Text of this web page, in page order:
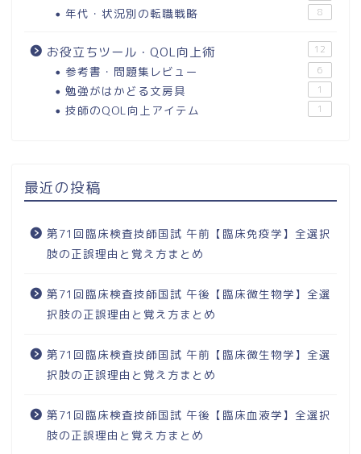
年代・状況別の転職戦略 8
お役立ちツール・QOL向上術 12
参考書・問題集レビュー 6
勉強がはかどる文房具 1
技師のQOL向上アイテム 1
最近の投稿
第71回臨床検査技師国試 午前【臨床免疫学】全選択
肢の正誤理由と覚え方まとめ
第71回臨床検査技師国試 午後【臨床微生物学】全選
択肢の正誤理由と覚え方まとめ
第71回臨床検査技師国試 午前【臨床微生物学】全選
択肢の正誤理由と覚え方まとめ
第71回臨床検査技師国試 午後【臨床血液学】全選択
肢の正誤理由と覚え方まとめ